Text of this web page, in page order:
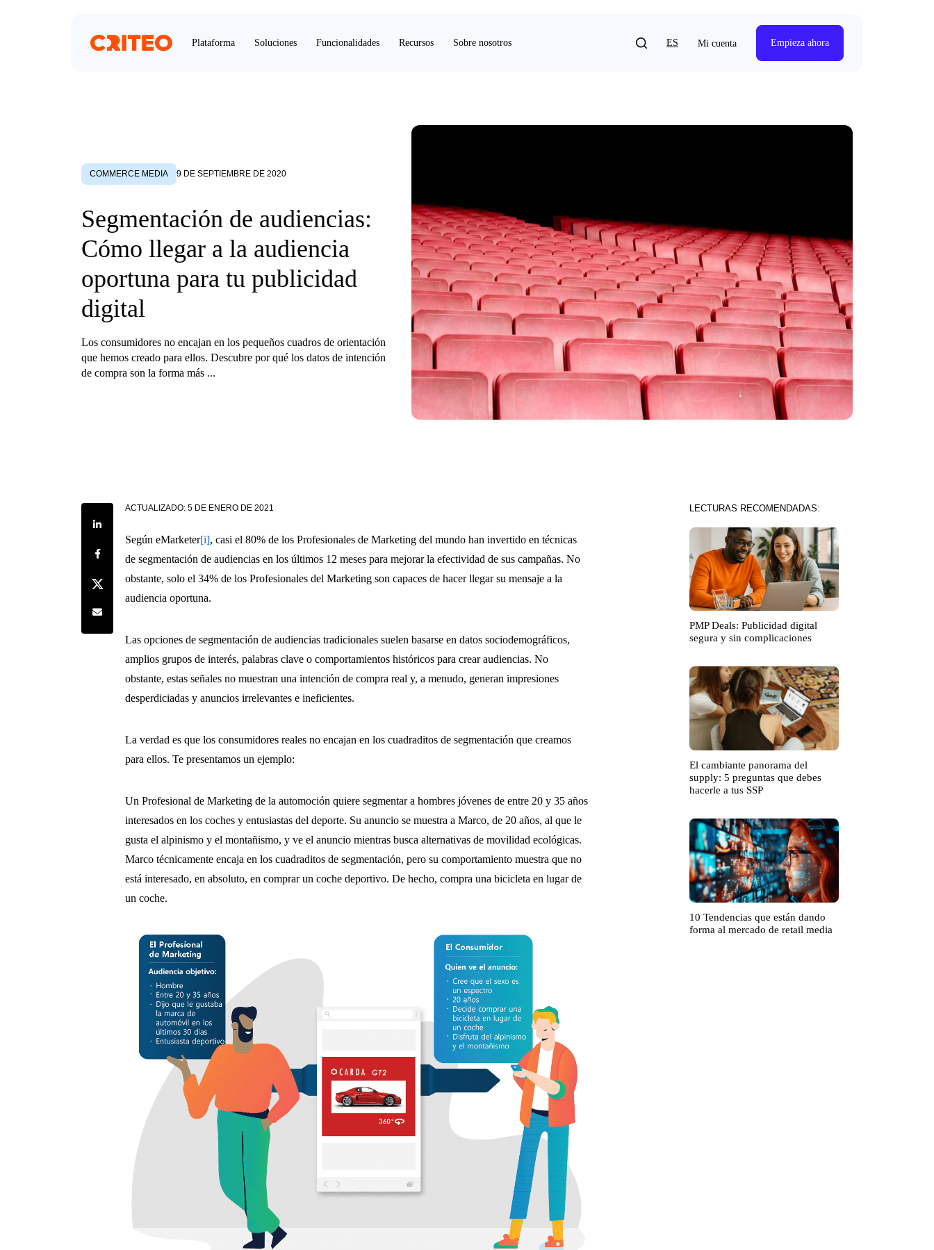
Plataforma Soluciones Funcionalidades Recursos Sobre nosotros ES Mi cuenta Empieza ahora
COMMERCE MEDIA 9 DE SEPTIEMBRE DE 2020
Segmentación de audiencias:
Cómo llegar a la audiencia
oportuna para tu publicidad
digital
Los consumidores no encajan en los pequeños cuadros de orientación
que hemos creado para ellos. Descubre por qué los datos de intención
de compra son la forma más ...
Share on LinkedIn
Share on Facebook
Share on Twitter
Share by e-mail
ACTUALIZADO: 5 DE ENERO DE 2021
Según eMarketer[i], casi el 80% de los Profesionales de Marketing del mundo han invertido en técnicas
de segmentación de audiencias en los últimos 12 meses para mejorar la efectividad de sus campañas. No
obstante, solo el 34% de los Profesionales del Marketing son capaces de hacer llegar su mensaje a la
audiencia oportuna.
Las opciones de segmentación de audiencias tradicionales suelen basarse en datos sociodemográficos,
amplios grupos de interés, palabras clave o comportamientos históricos para crear audiencias. No
obstante, estas señales no muestran una intención de compra real y, a menudo, generan impresiones
desperdiciadas y anuncios irrelevantes e ineficientes.
La verdad es que los consumidores reales no encajan en los cuadraditos de segmentación que creamos
para ellos. Te presentamos un ejemplo:
Un Profesional de Marketing de la automoción quiere segmentar a hombres jóvenes de entre 20 y 35 años
interesados en los coches y entusiastas del deporte. Su anuncio se muestra a Marco, de 20 años, al que le
gusta el alpinismo y el montañismo, y ve el anuncio mientras busca alternativas de movilidad ecológicas.
Marco técnicamente encaja en los cuadraditos de segmentación, pero su comportamiento muestra que no
está interesado, en absoluto, en comprar un coche deportivo. De hecho, compra una bicicleta en lugar de
un coche.
LECTURAS RECOMENDADAS:
PMP Deals: Publicidad digital
segura y sin complicaciones
El cambiante panorama del
supply: 5 preguntas que debes
hacerle a tus SSP
10 Tendencias que están dando
forma al mercado de retail media